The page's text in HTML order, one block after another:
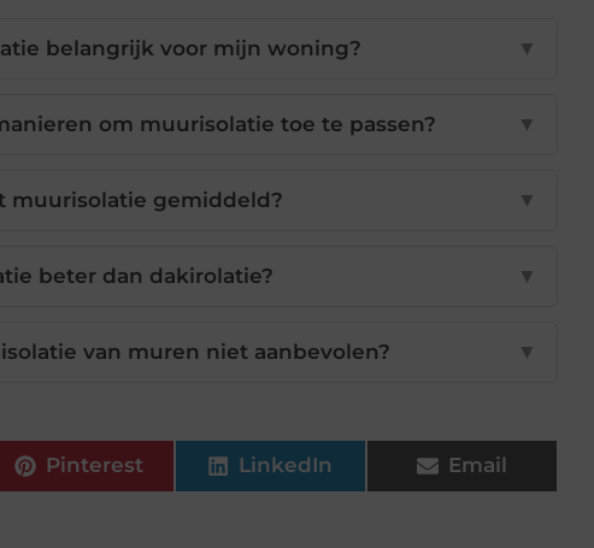
belangrijk voor mijn woning? ▼
om muurisolatie toe te passen? ▼
muurisolatie gemiddeld? ▼
beter dan dakirolatie? ▼
van muren niet aanbevolen? ▼
Pinterest LinkedIn Email